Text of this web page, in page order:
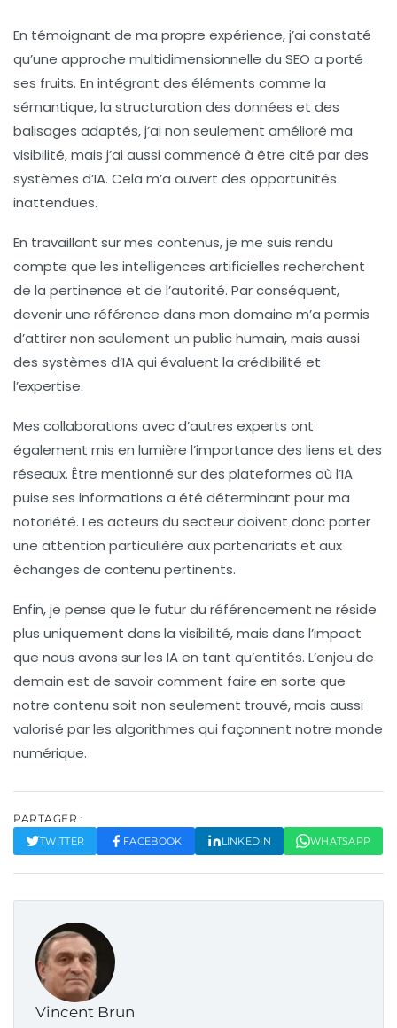
En témoignant de ma propre expérience, j’ai constaté
qu’une approche multidimensionnelle du SEO a porté
ses fruits. En intégrant des éléments comme la
sémantique, la structuration des données et des
balisages adaptés, j’ai non seulement amélioré ma
visibilité, mais j’ai aussi commencé à être cité par des
systèmes d’IA. Cela m’a ouvert des opportunités
inattendues.
En travaillant sur mes contenus, je me suis rendu
compte que les intelligences artificielles recherchent
de la pertinence et de l’autorité. Par conséquent,
devenir une référence dans mon domaine m’a permis
d’attirer non seulement un public humain, mais aussi
des systèmes d’IA qui évaluent la crédibilité et
l’expertise.
Mes collaborations avec d’autres experts ont
également mis en lumière l’importance des liens et des
réseaux. Être mentionné sur des plateformes où l’IA
puise ses informations a été déterminant pour ma
notoriété. Les acteurs du secteur doivent donc porter
une attention particulière aux partenariats et aux
échanges de contenu pertinents.
Enfin, je pense que le futur du référencement ne réside
plus uniquement dans la visibilité, mais dans l’impact
que nous avons sur les IA en tant qu’entités. L’enjeu de
demain est de savoir comment faire en sorte que
notre contenu soit non seulement trouvé, mais aussi
valorisé par les algorithmes qui façonnent notre monde
numérique.
PARTAGER :
TWITTER FACEBOOK LINKEDIN WHATSAPP
Vincent Brun